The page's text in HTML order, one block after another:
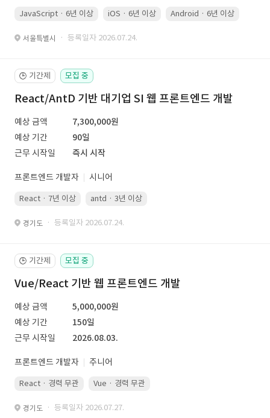
JavaScript · 6년 이상 iOS · 6년 이상 Android · 6년 이상
서울특별시 · 등록일자 2026.07.24.
🕒 기간제 모집 중
React/AntD 기반 대기업 SI 웹 프론트엔드 개발
예상 금액
7,300,000원
예상 기간
90일
근무 시작일
즉시 시작
프론트엔드 개발자 시니어
React · 7년 이상 antd · 3년 이상
경기도 · 등록일자 2026.07.24.
🕒 기간제 모집 중
Vue/React 기반 웹 프론트엔드 개발
예상 금액
5,000,000원
예상 기간
150일
근무 시작일
2026.08.03.
프론트엔드 개발자 주니어
React · 경력 무관 Vue · 경력 무관
경기도 · 등록일자 2026.07.27.